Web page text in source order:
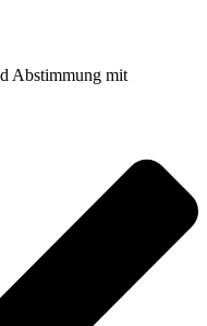
Abstimmung mit